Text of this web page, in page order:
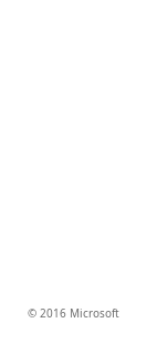
© 2016 Microsoft